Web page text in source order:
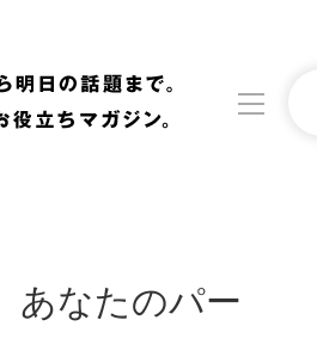
おすすめ
あなたのパー